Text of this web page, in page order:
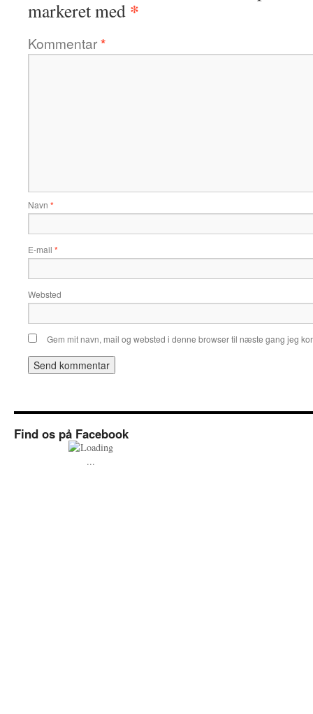
markeret med *
Kommentar*
Navn *
E-mail *
Websted
Gem mit navn, mail og websted i denne browser til næste gang jeg
Find os på Facebook